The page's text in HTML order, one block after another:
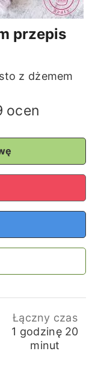
przepis
z dżemem
ocen
Łączny czas
1 godzina
godzinę 20
minut